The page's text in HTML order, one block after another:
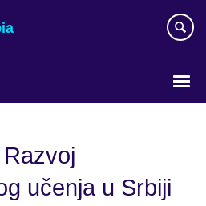
učenja u Srbiji